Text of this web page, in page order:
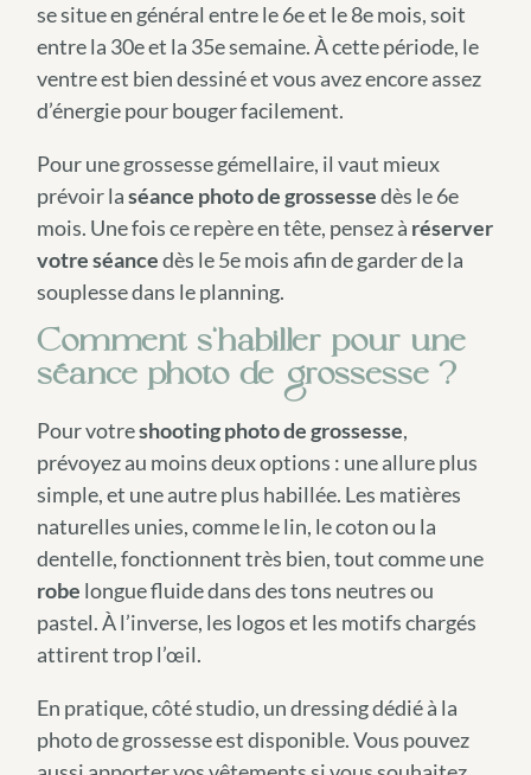
se situe en général entre le 6e et le 8e mois, soit
entre la 30e et la 35e semaine. À cette période, le
ventre est bien dessiné et vous avez encore assez
d’énergie pour bouger facilement.
Pour une grossesse gémellaire, il vaut mieux
prévoir laséance photo de grossessedès le 6e
mois. Une fois ce repère en tête, pensez à réserver
votre séancedès le 5e mois afin de garder de la
souplesse dans le planning.
Comment s’habiller pour une
séance photo de grossesse ?
Pour votreshooting photo de grossesse,
prévoyez au moins deux options : une allure plus
simple, et une autre plus habillée. Les matières
naturelles unies, comme le lin, le coton ou la
dentelle, fonctionnent très bien, tout comme une
robe longue fluide dans des tons neutres ou
pastel. À l’inverse, les logos et les motifs chargés
attirent trop l’œil.
En pratique, côté studio, un dressing dédié à la
photo de grossesse est disponible. Vous pouvez